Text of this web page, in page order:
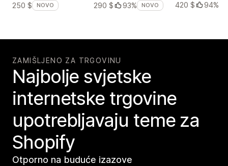
250 $
NOVO
290 $
93% NOVO
420 $
94%
ZAMIŠLJENO ZA TRGOVINU
Najbolje svjetske
internetske trgovine
upotrebljavaju teme za
Shopify
Otporno na buduće izazove